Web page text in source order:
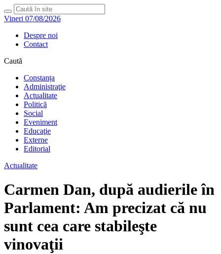
Vineri 07/08/2026
Despre noi
Contact
Caută
Constanța
Administraţie
Actualitate
Politică
Social
Eveniment
Educaţie
Externe
Editorial
Actualitate
Carmen Dan, după audierile în
Parlament: Am precizat că nu
sunt cea care stabileşte
vinovaţii